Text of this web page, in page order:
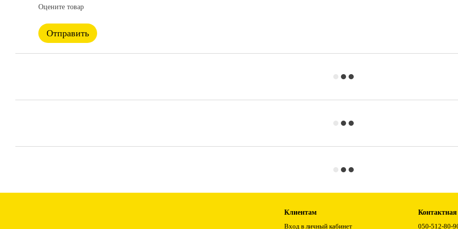
Оцените товар
Отправить
Клиентам
Вход в личный кабинет
050-512-80-